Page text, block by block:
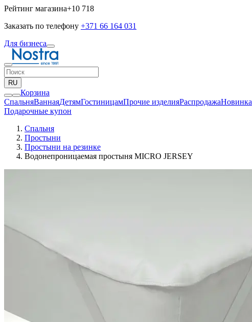
Рейтинг магазина+10 718
Заказать по телефону +371 66 164 031
Для бизнеса
RU
Корзина
СпальняВаннаяДетямГостиницамПрочие изделияPаспродажаНовинка
Подарочные купон
Спальня
Простыни
Простыни на резинке
Водонепроницаемая простыня MICRO JERSEY